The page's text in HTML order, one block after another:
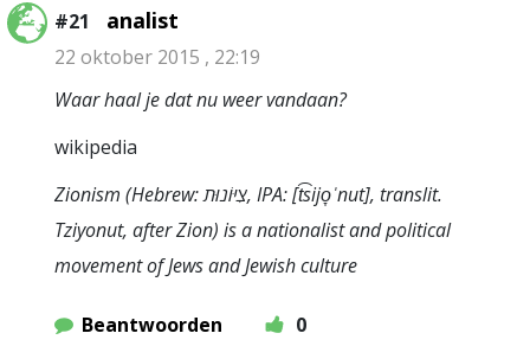
#21 analist
22 oktober 2015 , 22:19
Waar haal je dat nu weer vandaan?
wikipedia
Zionism (Hebrew: צִיּוֹנוּת, IPA: [t͡sijo̞ˈnut], translit.
Tziyonut, after Zion) is a nationalist and political
movement of Jews and Jewish culture
Beantwoorden
0